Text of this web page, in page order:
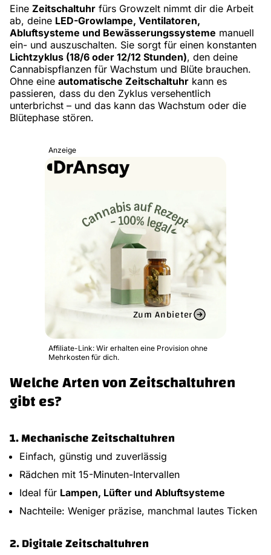
Eine Zeitschaltuhr fürs Growzelt nimmt dir die Arbeit
ab, deine LED-Growlampe, Ventilatoren,
Abluftsysteme und Bewässerungssysteme manuell
ein- und auszuschalten. Sie sorgt für einen konstanten
Lichtzyklus (18/6 oder 12/12 Stunden), den deine
Cannabispflanzen für Wachstum und Blüte brauchen.
Ohne eine automatische Zeitschaltuhr kann es
passieren, dass du den Zyklus versehentlich
unterbrichst – und das kann das Wachstum oder die
Blütephase stören.
Anzeige
Zum Anbieter
Affiliate-Link: Wir erhalten eine Provision ohne
Mehrkosten für dich.
Welche Arten von Zeitschaltuhren
gibt es?
1. Mechanische Zeitschaltuhren
Einfach, günstig und zuverlässig
Rädchen mit 15-Minuten-Intervallen
Ideal für Lampen, Lüfter und Abluftsysteme
Nachteile: Weniger präzise, manchmal lautes Ticken
2. Digitale Zeitschaltuhren